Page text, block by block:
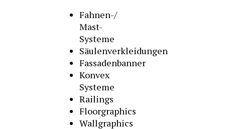
Fahnen-/
Mast-
Systeme
Säulenverkleidungen
Fassadenbanner
Konvex
Systeme
Railings
Floorgraphics
Wallgraphics